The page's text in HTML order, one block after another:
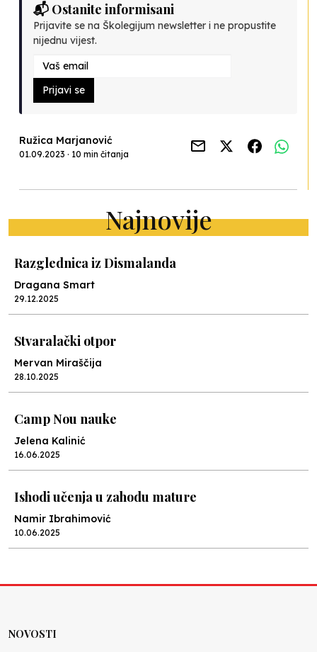
📬 Ostanite informisani
Prijavite se na Školegijum newsletter i ne propustite
nijednu vijest.
Prijavi se
Ružica Marjanović
01.09.2023 · 10 min čitanja
Najnovije
Razglednica iz Dismalanda
Dragana Smart
29.12.2025
Stvaralački otpor
Mervan Miraščija
28.10.2025
Camp Nou nauke
Jelena Kalinić
16.06.2025
Ishodi učenja u zahodu mature
Namir Ibrahimović
10.06.2025
NOVOSTI